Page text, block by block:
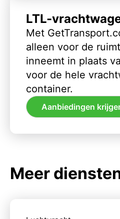
LTL-
Met
alleen voor de
inneemt in plaats
voor de hele
container.
Aanbiedingen
Meer